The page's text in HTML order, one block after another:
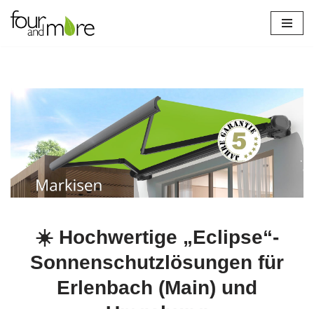
Zum
☀️ Hochwertige „Eclipse“-
Sonnenschutzlösungen für
Erlenbach (Main) und